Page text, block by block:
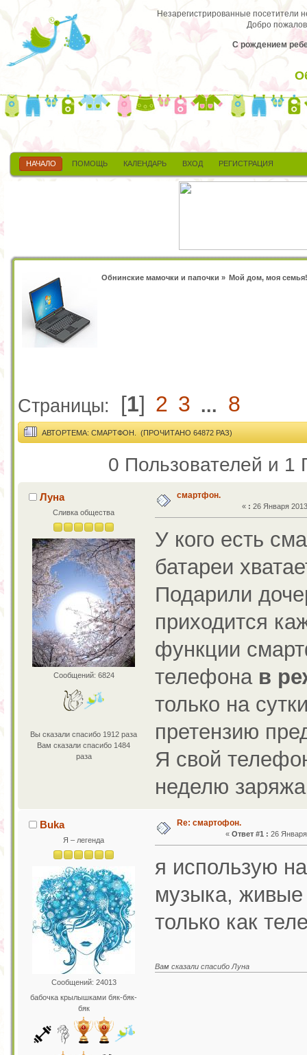
Незарегистрированные посетители
Добро
С рождением
НАЧАЛО ПОМОЩЬ КАЛЕНДАРЬ ВХОД РЕГИСТРАЦИЯ
Обнинские мамочки и папочки » Мой дом, моя семья!
Страницы: [1] 2 3 ... 8
АВТОРТЕМА: СМАРТФОН. (ПРОЧИТАНО 64872 РАЗ)
0 Пользователей и 1
Луна
Сливка общества
Сообщений: 6824
Вы сказали спасибо 1912 раза
Вам сказали спасибо 1484
раза
смартфон.
« : 26 Января
У кого есть
батареи
Подарили
приходится
функции
телефона в
только на
претензию
Я свой
неделю
Buka
Я – легенда
Сообщений: 24013
бабочка крылышками бяк-бяк-
бяк
Re: смартофон.
« Ответ #1 : 26
я использую
музыка,
только как
Вам сказали спасибо Луна